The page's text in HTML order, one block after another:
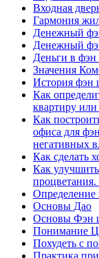
Входная
Гармония
Денежный
Денежный
Деньги в
Значения
История фэн
Как
квартиру
Как
офиса для
негативных
Как сделать
Как
Основы Дао
Основы Фэн
Понимание
Похудеть с